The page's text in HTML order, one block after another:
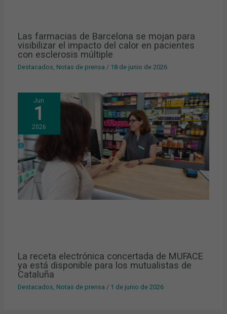
Las farmacias de Barcelona se mojan para
visibilizar el impacto del calor en pacientes
con esclerosis múltiple
Destacados, Notas de prensa / 18 de junio de 2026
Jun
1
2026
La receta electrónica concertada de MUFACE
ya está disponible para los mutualistas de
Cataluña
Destacados Notas de prensa / 1 de junio de 2026